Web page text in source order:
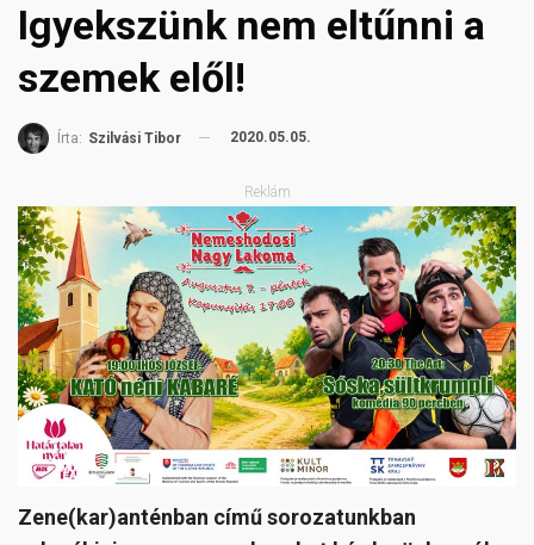
Igyekszünk nem eltűnni a
szemek elől!
Írta: Szilvási Tibor 2020.05.05.
Reklám
Zene(kar)anténban című sorozatunkban